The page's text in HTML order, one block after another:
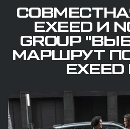
EXEED И
GROUP
МАРШРУТ
EXEED